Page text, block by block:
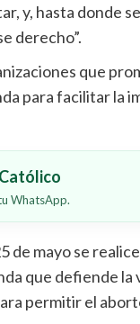
y, hasta donde
derecho”.
que
para facilitar la
WhatsApp.
de mayo se
que defiende la
permitir el